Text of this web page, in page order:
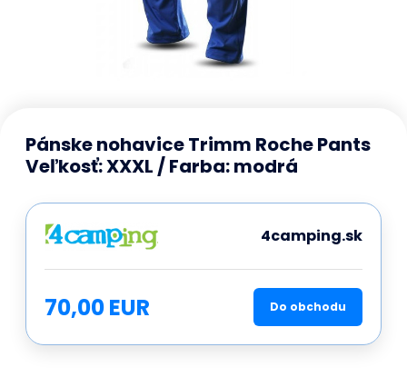
Pánske nohavice Trimm Roche Pants
Veľkosť: XXXL / Farba: modrá
4camping.sk
70,00 EUR Do obchodu